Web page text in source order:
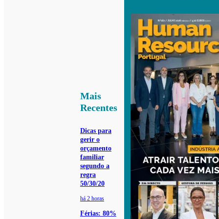
Mais
Recentes
Dicas para
gerir o
orçamento
familiar
segundo a
regra
50/30/20
há 2 horas
Férias: 80%